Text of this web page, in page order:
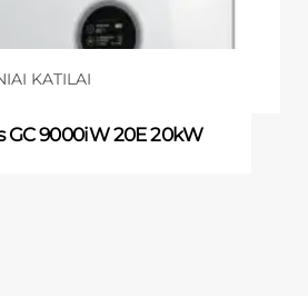
KATILAI
GC 9000iW 20E 20kW